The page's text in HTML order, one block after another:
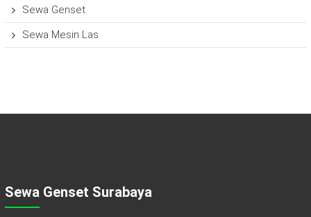
Sewa Genset
Sewa Mesin Las
Sewa Genset Surabaya